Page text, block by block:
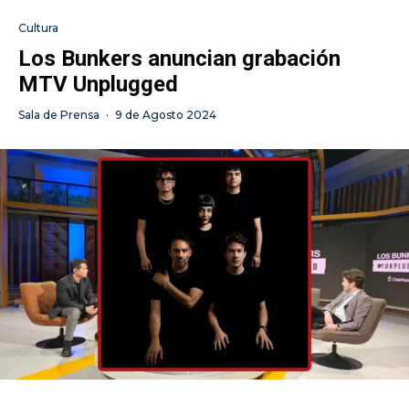
Cultura
Los Bunkers anuncian grabación
MTV Unplugged
Sala de Prensa · 9 de Agosto 2024